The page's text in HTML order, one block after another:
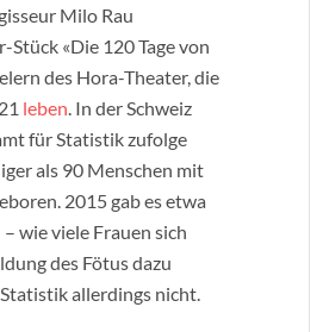
Milo Rau
Stück «Die 120 Tage von
des Hora-Theater, die
leben. In der Schweiz
für Statistik zufolge
als 90 Menschen mit
2015 gab es etwa
wie viele Frauen sich
des Fötus dazu
allerdings nicht.